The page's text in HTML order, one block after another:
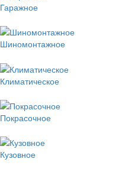
Гаражное
Шиномонтажное
Климатическое
Покрасочное
Кузовное